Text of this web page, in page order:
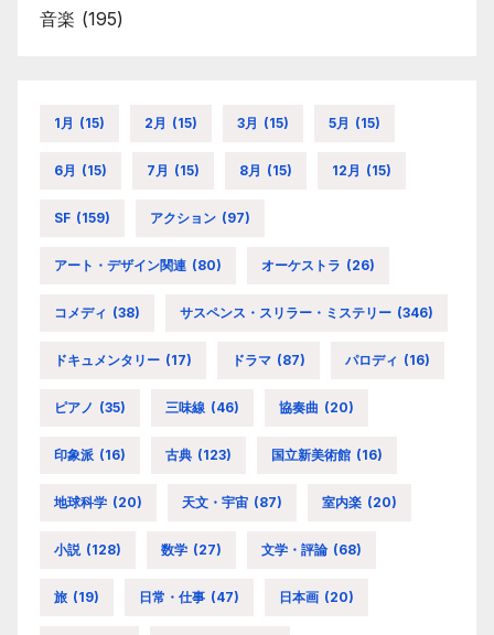
音楽 (195)
1月 (15) 2月 (15) 3月 (15) 5月 (15)
6月 (15) 7月 (15) 8月 (15) 12月 (15)
SF (159) アクション (97)
アート・デザイン関連 (80) オーケストラ (26)
コメディ (38) サスペンス・スリラー・ミステリー (346)
ドキュメンタリー (17) ドラマ (87) パロディ (16)
ピアノ (35) 三味線 (46) 協奏曲 (20)
印象派 (16) 古典 (123) 国立新美術館 (16)
地球科学 (20) 天文・宇宙 (87) 室内楽 (20)
小説 (128) 数学 (27) 文学・評論 (68)
旅 (19) 日常・仕事 (47) 日本画 (20)